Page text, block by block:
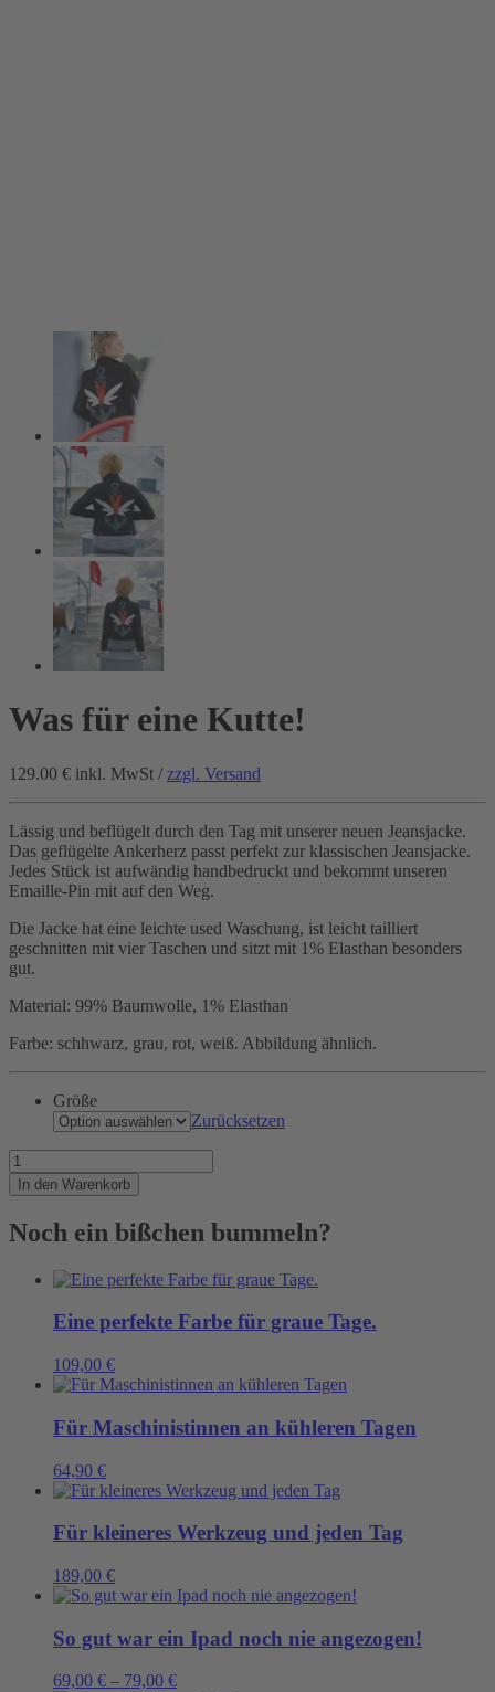
Was für eine Kutte!
129.00 € inkl. MwSt / zzgl. Versand
Lässig und beflügelt durch den Tag mit unserer neuen Jeansjacke.
Das geflügelte Ankerherz passt perfekt zur klassischen Jeansjacke.
Jedes Stück ist aufwändig handbedruckt und bekommt unseren
Emaille-Pin mit auf den Weg.
Die Jacke hat eine leichte used Waschung, ist leicht tailliert
geschnitten mit vier Taschen und sitzt mit 1% Elasthan besonders
gut.
Material: 99% Baumwolle, 1% Elasthan
Farbe: schhwarz, grau, rot, weiß. Abbildung ähnlich.
Größe
Zurücksetzen
Was
für
eine
Menge
In den Warenkorb
Noch ein bißchen bummeln?
Eine perfekte Farbe für graue Tage.
109,00 €
Für Maschinistinnen an kühleren Tagen
64,90 €
Für kleineres Werkzeug und jeden Tag
189,00 €
So gut war ein Ipad noch nie angezogen!
69,00 € – 79,00 €